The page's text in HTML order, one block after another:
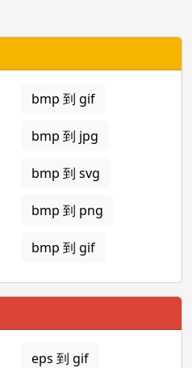
bmp 到 gif
bmp 到 jpg
bmp 到 svg
bmp 到 png
bmp 到 gif
eps 到 gif